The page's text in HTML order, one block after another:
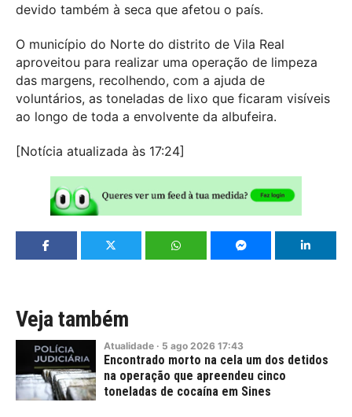
devido também à seca que afetou o país.
O município do Norte do distrito de Vila Real
aproveitou para realizar uma operação de limpeza
das margens, recolhendo, com a ajuda de
voluntários, as toneladas de lixo que ficaram visíveis
ao longo de toda a envolvente da albufeira.
[Notícia atualizada às 17:24]
Veja também
Atualidade · 5 ago 2026 17:43
Encontrado morto na cela um dos detidos
na operação que apreendeu cinco
toneladas de cocaína em Sines